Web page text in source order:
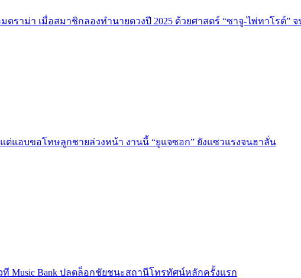
มดราม่า เมื่อสมาชิกลองทำนายดวงปี 2025 ด้วยศาสตร์ “ซาจู-ไพ่ทาโรต์”
ต่แอบขอโทษลูกชายล่วงหน้า งานนี้ “ยูแจซอก” ยังแซวแรงจนฮาลั่น
ที Music Bank ปลดล็อกชัยชนะสถานีโทรทัศน์หลักครั้งแรก